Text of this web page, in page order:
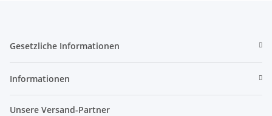
Gesetzliche Informationen
Informationen
Unsere Versand-Partner